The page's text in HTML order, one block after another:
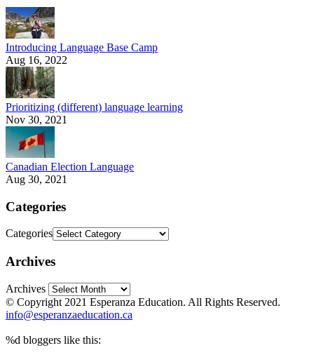
Introducing Language Base Camp
Aug 16, 2022
Prioritizing (different) language learning
Nov 30, 2021
Canadian Election Language
Aug 30, 2021
Categories
Categories
Archives
Archives
© Copyright 2021 Esperanza Education. All Rights Reserved.
info@esperanzaeducation.ca
%d bloggers like this: